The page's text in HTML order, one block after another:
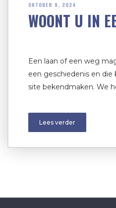
OKTOBER 9, 2024
WOONT U IN
Een laan of een weg
een geschiedenis en die
site bekendmaken. We
Lees verder